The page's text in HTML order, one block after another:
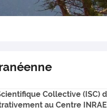
Collective (ISC)
au Centre